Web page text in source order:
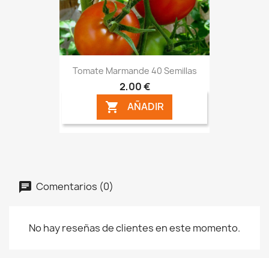
Tomate Marmande 40 Semillas
2,00 €
 AÑADIR
Comentarios (0)
No hay reseñas de clientes en este momento.